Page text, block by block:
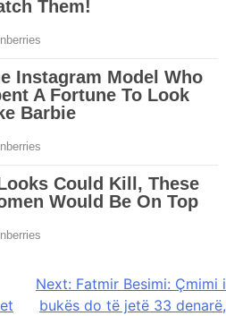
Next: Fatmir Besimi: Çmimi i
bukës do të jetë 33 denarë,